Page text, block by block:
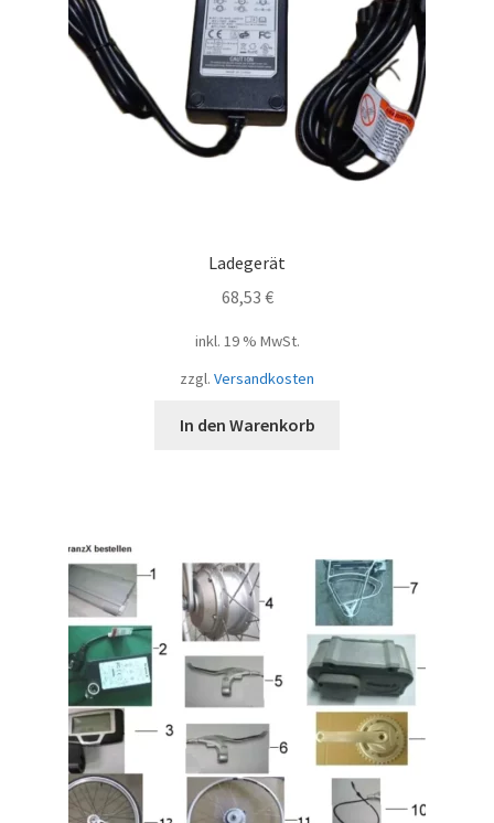
Ladegerät
68,53 €
inkl. 19 % MwSt.
zzgl. Versandkosten
In den Warenkorb